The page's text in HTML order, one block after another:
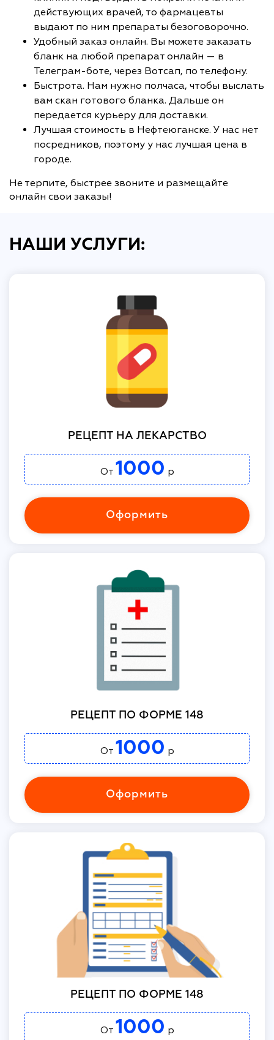
действующих врачей, то фармацевты
выдают по ним препараты безоговорочно.
Удобный заказ онлайн. Вы можете заказать
бланк на любой препарат онлайн — в
Телеграм-боте, через Вотсап, по телефону.
Быстрота. Нам нужно полчаса, чтобы выслать
вам скан готового бланка. Дальше он
передается курьеру для доставки.
Лучшая стоимость в Нефтеюганске. У нас нет
посредников, поэтому у нас лучшая цена в
городе.
Не терпите, быстрее звоните и размещайте
онлайн свои заказы!
НАШИ УСЛУГИ:
РЕЦЕПТ НА ЛЕКАРСТВО
От 1000 р
Оформить
РЕЦЕПТ ПО ФОРМЕ 148
От 1000 р
Оформить
РЕЦЕПТ ПО ФОРМЕ 148
От 1000 р